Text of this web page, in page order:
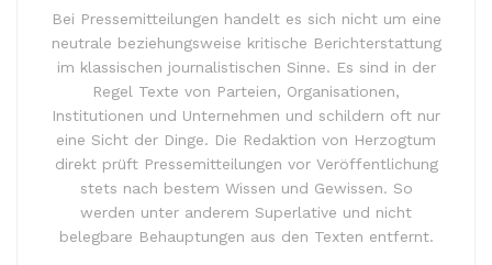
Bei Pressemitteilungen handelt es sich nicht um eine
neutrale beziehungsweise kritische Berichterstattung
im klassischen journalistischen Sinne. Es sind in der
Regel Texte von Parteien, Organisationen,
Institutionen und Unternehmen und schildern oft nur
eine Sicht der Dinge. Die Redaktion von Herzogtum
direkt prüft Pressemitteilungen vor Veröffentlichung
stets nach bestem Wissen und Gewissen. So
werden unter anderem Superlative und nicht
belegbare Behauptungen aus den Texten entfernt.